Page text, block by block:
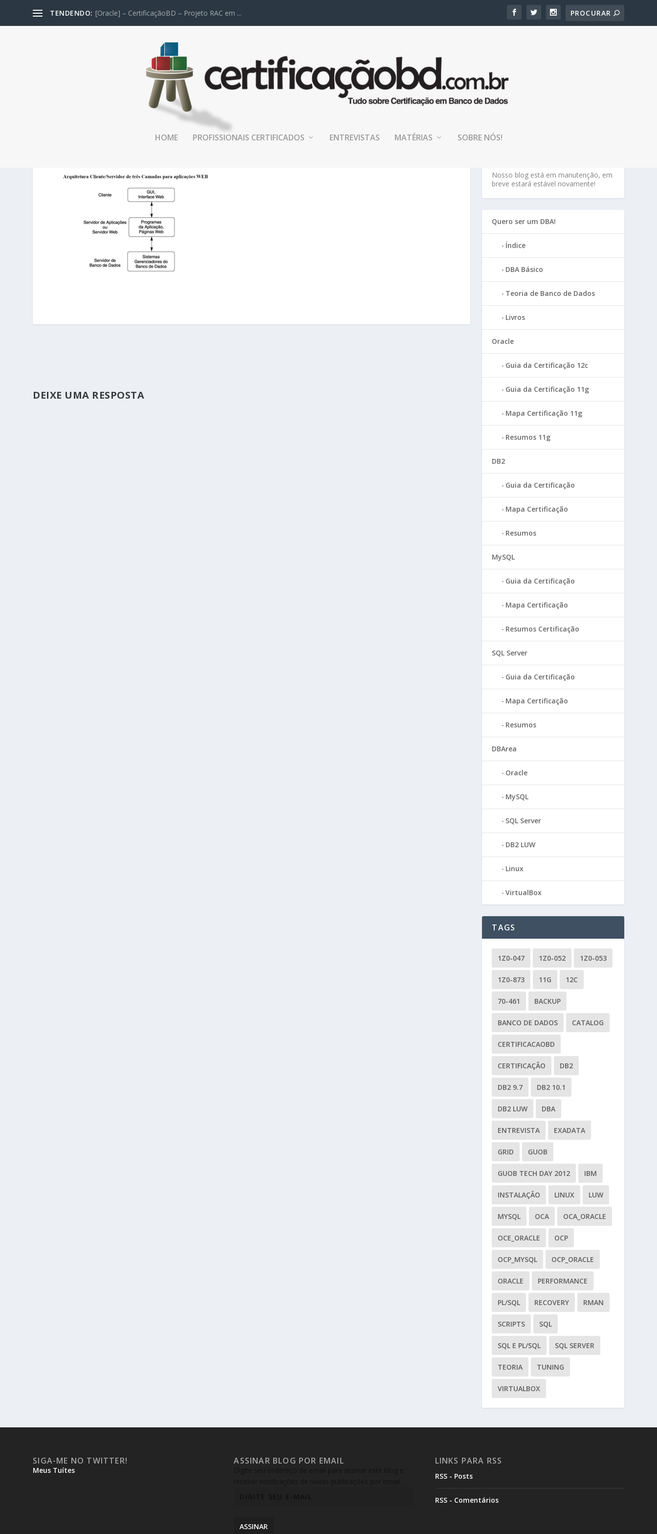
TENDENDO: [Oracle] – CertificaçãoBD – Projeto RAC em ...
HOME PROFISSIONAIS CERTIFICADOS ENTREVISTAS MATÉRIAS SOBRE NÓS!
CLIP_IMAGE010_THUMB.PNG
DEIXE UMA RESPOSTA
Nosso blog está em manutenção, em
breve estará estável novamente!
Quero ser um DBA!
Índice
DBA Básico
Teoria de Banco de Dados
Livros
Oracle
Guia da Certificação 12c
Guia da Certificação 11g
Mapa Certificação 11g
Resumos 11g
DB2
Guia da Certificação
Mapa Certificação
Resumos
MySQL
Guia da Certificação
Mapa Certificação
Resumos Certificação
SQL Server
Guia da Certificação
Mapa Certificação
Resumos
DBArea
Oracle
MySQL
SQL Server
DB2 LUW
Linux
VirtualBox
TAGS
1Z0-047 1Z0-052 1Z0-053
1Z0-873 11G 12C
70-461 BACKUP
BANCO DE DADOS CATALOG
CERTIFICACAOBD
CERTIFICAÇÃO DB2
DB2 9.7 DB2 10.1
DB2 LUW DBA
ENTREVISTA EXADATA
GRID GUOB
GUOB TECH DAY 2012 IBM
INSTALAÇÃO LINUX LUW
MYSQL OCA OCA_ORACLE
OCE_ORACLE OCP
OCP_MYSQL OCP_ORACLE
ORACLE PERFORMANCE
PL/SQL RECOVERY RMAN
SCRIPTS SQL
SQL E PL/SQL SQL SERVER
TEORIA TUNING
VIRTUALBOX
SIGA-ME NO TWITTER!
Meus Tuítes
ASSINAR BLOG POR EMAIL
ASSINAR
LINKS PARA RSS
RSS - Posts
RSS - Comentários